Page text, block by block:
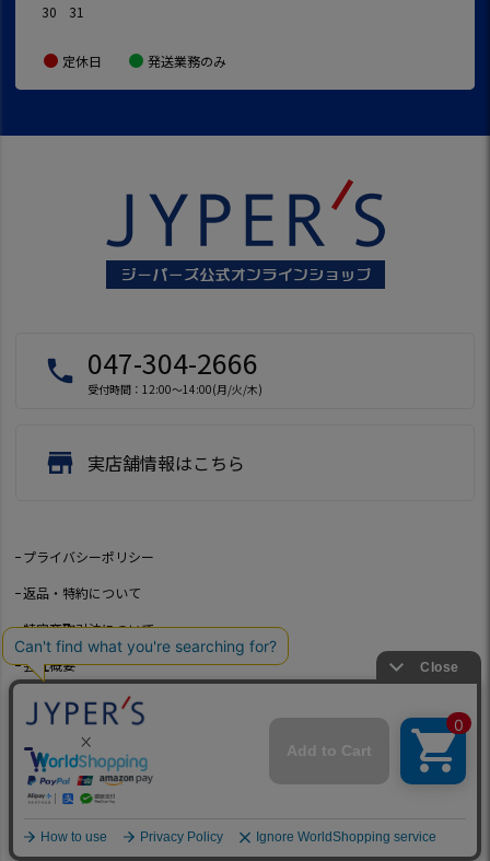
30
31
定休日 発送業務のみ
local_phone 047-304-2666
受付時間：12:00～14:00(月/火/木)
store 実店舗情報はこちら
プライバシーポリシー
返品・特約について
特定商取引法について
会社概要
よくあるご質問
お問い合わせ
©2021 Jeep